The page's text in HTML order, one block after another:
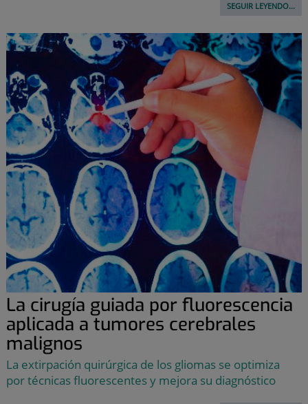
SEGUIR LEYENDO...
La cirugía guiada por fluorescencia
aplicada a tumores cerebrales
malignos
La extirpación quirúrgica de los gliomas se optimiza
por técnicas fluorescentes y mejora su diagnóstico